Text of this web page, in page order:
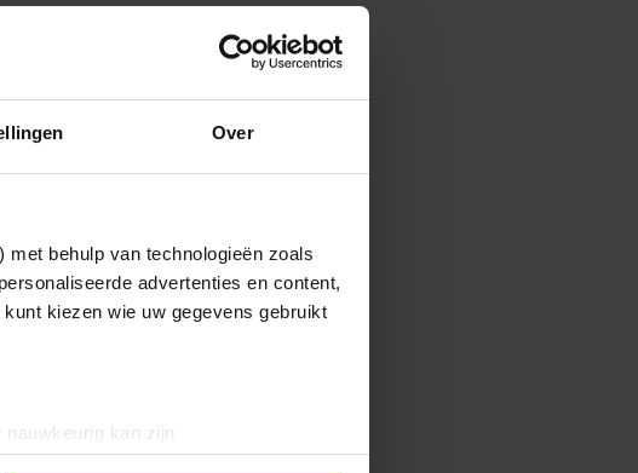
Over
behulp van technologieën zoals
advertenties en content,
kiezen wie uw gegevens gebruikt
nauwkeurig kan zijn
(fingerprinting)